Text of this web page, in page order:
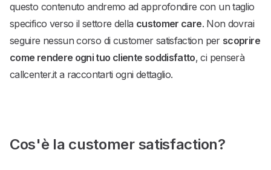
questo contenuto andremo ad approfondire con un taglio
specifico verso il settore della customer care. Non dovrai
seguire nessun corso di customer satisfaction per scoprire
come rendere ogni tuo cliente soddisfatto, ci penserà
callcenter.it a raccontarti ogni dettaglio.
Cos'è la customer satisfaction?